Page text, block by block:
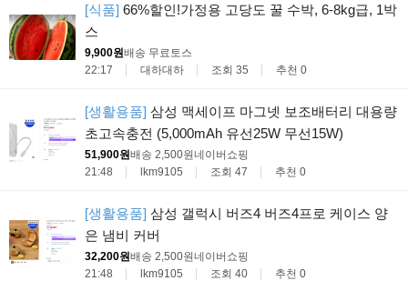
[식품] 66%할인!가정용 고당도 꿀 수박, 6-8kg급, 1박
스
9,900원배송 무료 토스
22:17
대하대하 조회 35 추천 0
[생활용품] 삼성 맥세이프 마그넷 보조배터리 대용량
초고속충전 (5,000mAh 유선25W 무선15W)
51,900원배송 2,500원네이버쇼핑
21:48
lkm9105 조회 47 추천 0
[생활용품] 삼성 갤럭시 버즈4 버즈4프로 케이스 양
은 냄비 커버
32,200원배송 2,500원네이버쇼핑
21:48
lkm9105 조회 40 추천 0